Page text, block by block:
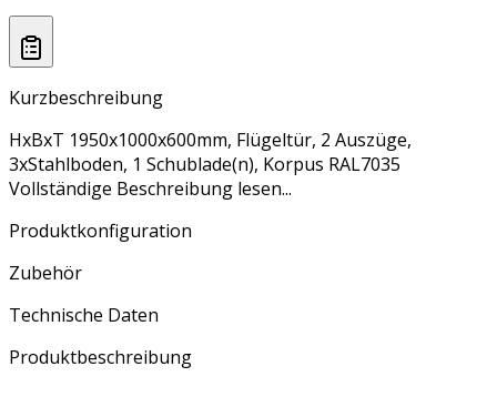
Kurzbeschreibung
HxBxT 1950x1000x600mm, Flügeltür, 2 Auszüge,
3xStahlboden, 1 Schublade(n), Korpus RAL7035
Vollständige Beschreibung lesen...
Produktkonfiguration
Zubehör
Technische Daten
Produktbeschreibung